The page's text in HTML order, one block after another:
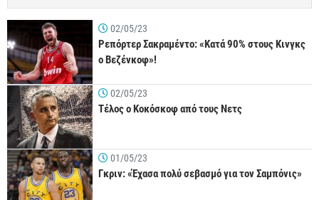
02/05/23
Ρεπόρτερ Σακραμέντο: «Κατά 90% στους Κινγκς
ο Βεζένκοφ»!
02/05/23
Τέλος ο Κοκόσκοφ από τους Νετς
01/05/23
Γκριν: «Έχασα πολύ σεβασμό για τον Σαμπόνις»